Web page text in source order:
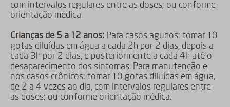
com intervalos regulares entre as doses; ou conforme
orientação médica.
Crianças de 5 a 12 anos: Para casos agudos: tomar 10
gotas diluídas em água a cada 2h por 2 dias, depois a
cada 3h por 2 dias, e posteriormente a cada 4h até o
desaparecimento dos sintomas. Para manutenção e
nos casos crônicos: tomar 10 gotas diluídas em água,
de 2 a 4 vezes ao dia, com intervalos regulares entre
as doses; ou conforme orientação médica.